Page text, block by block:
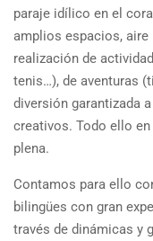
paraje idílico en el
amplios espacios,
realización de
tenis…), de aventuras
diversión garantizada
creativos. Todo ello
plena.
Contamos para ello
bilingües con gran
través de dinámicas y